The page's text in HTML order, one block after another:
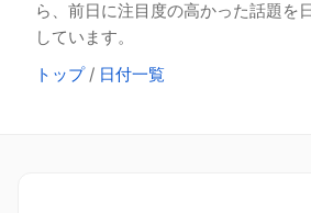
ら、前日に注目度の高かった話題を
しています。
トップ/ 日付一覧